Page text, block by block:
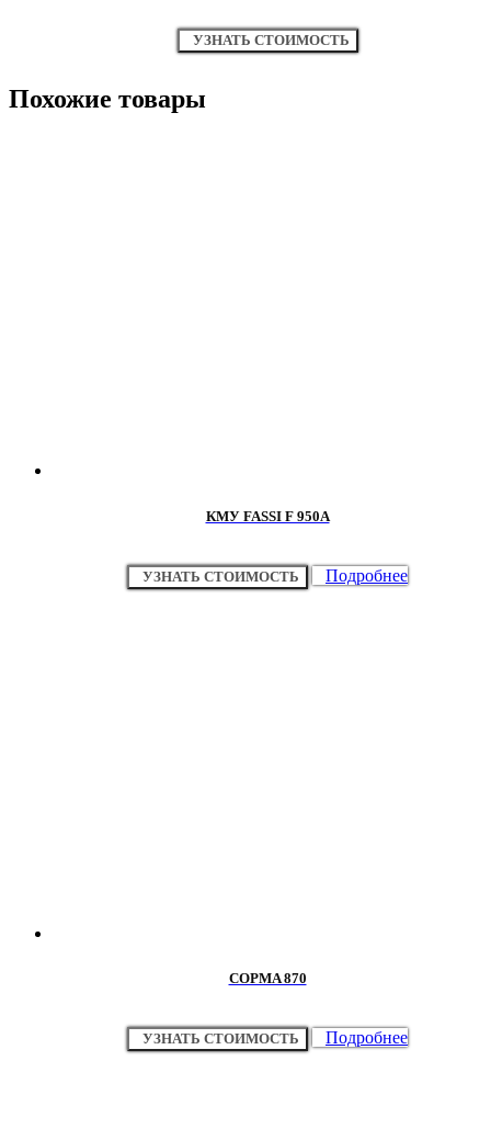
УЗНАТЬ СТОИМОСТЬ
Похожие товары
КМУ FASSI F 950A
УЗНАТЬ СТОИМОСТЬ Подробнее
COPMA 870
УЗНАТЬ СТОИМОСТЬ Подробнее